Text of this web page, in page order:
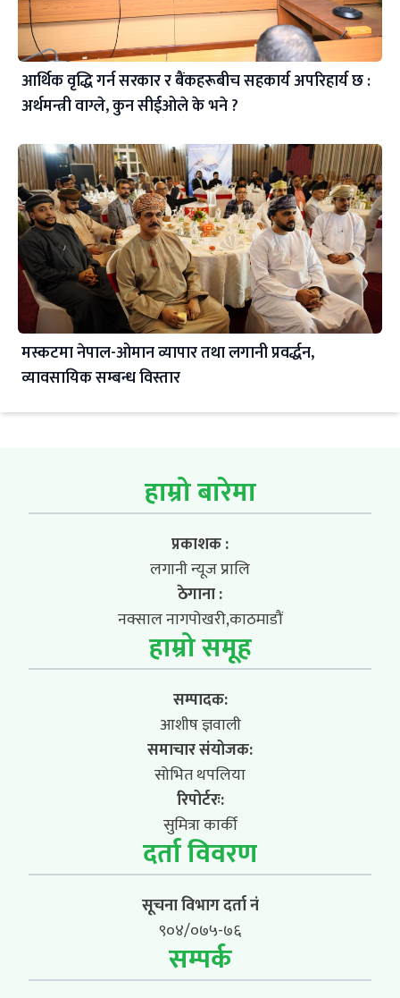
आर्थिक वृद्धि गर्न सरकार र बैंकहरूबीच सहकार्य अपरिहार्य छ :
अर्थमन्त्री वाग्ले, कुन सीईओले के भने ?
मस्कटमा नेपाल-ओमान व्यापार तथा लगानी प्रवर्द्धन,
व्यावसायिक सम्बन्ध विस्तार
हाम्रो बारेमा
प्रकाशक :
लगानी न्यूज प्रालि
ठेगाना :
नक्साल नागपोखरी,काठमाडौं
हाम्रो समूह
सम्पादक:
आशीष ज्ञवाली
समाचार संयोजक:
सोभित थपलिया
रिपोर्टरः:
सुमित्रा कार्की
दर्ता विवरण
सूचना विभाग दर्ता नं
९०४/०७५-७६
सम्पर्क